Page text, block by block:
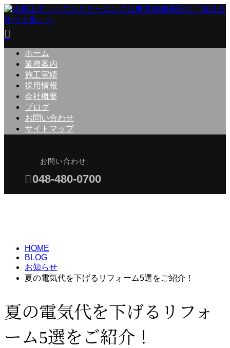
ホーム
業務案内
施工実績
採用情報
会社概要
ブログ
お問い合わせ
サイトマップ
お問い合わせ
048-480-0700
HOME
BLOG
お知らせ
夏の電気代を下げるリフォーム5選をご紹介！
夏の電気代を下げるリフォ
ーム5選をご紹介！